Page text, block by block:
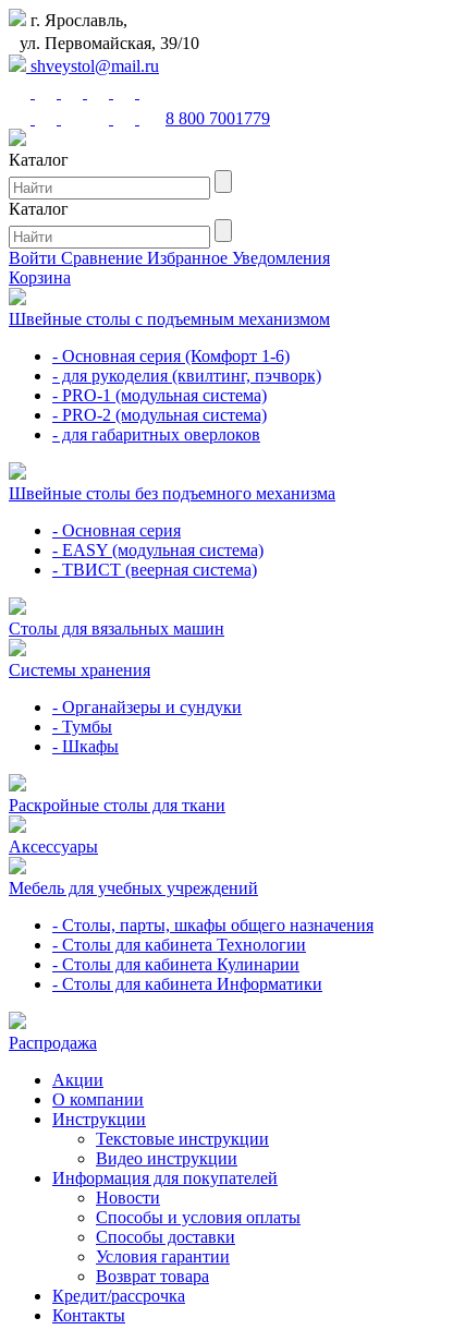
г. Ярославль,
ул. Первомайская, 39/10
shveystol@mail.ru
8 800 7001779
Каталог
Каталог
Войти Сравнение Избранное Уведомления
Корзина
Швейные столы с подъемным механизмом
- Основная серия (Комфорт 1-6)
- для рукоделия (квилтинг, пэчворк)
- PRO-1 (модульная система)
- PRO-2 (модульная система)
- для габаритных оверлоков
Швейные столы без подъемного механизма
- Основная серия
- EASY (модульная система)
- ТВИСТ (веерная система)
Столы для вязальных машин
Системы хранения
- Органайзеры и сундуки
- Тумбы
- Шкафы
Раскройные столы для ткани
Аксессуары
Мебель для учебных учреждений
- Столы, парты, шкафы общего назначения
- Столы для кабинета Технологии
- Столы для кабинета Кулинарии
- Столы для кабинета Информатики
Распродажа
Акции
О компании
Инструкции
Текстовые инструкции
Видео инструкции
Информация для покупателей
Новости
Способы и условия оплаты
Способы доставки
Условия гарантии
Возврат товара
Кредит/рассрочка
Контакты